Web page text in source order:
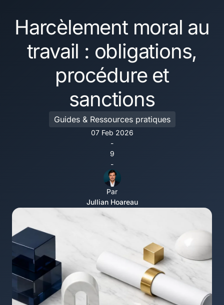
Harcèlement moral au
travail : obligations,
procédure et
sanctions
Guides & Ressources pratiques
07 Feb 2026
-
9
-
Par
Jullian Hoareau